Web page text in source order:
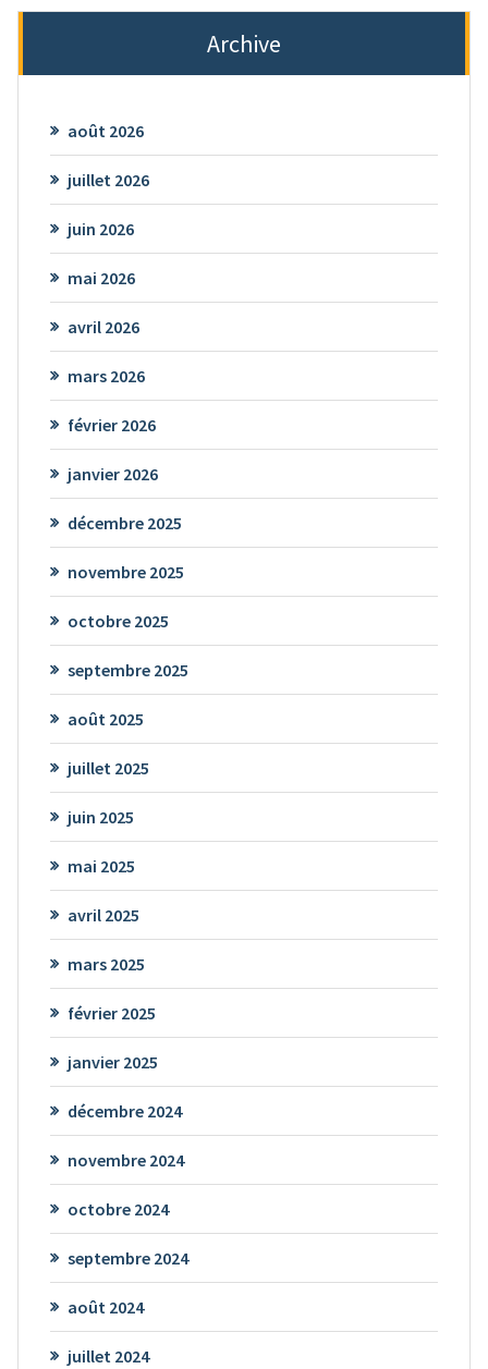
Archive
août 2026
juillet 2026
juin 2026
mai 2026
avril 2026
mars 2026
février 2026
janvier 2026
décembre 2025
novembre 2025
octobre 2025
septembre 2025
août 2025
juillet 2025
juin 2025
mai 2025
avril 2025
mars 2025
février 2025
janvier 2025
décembre 2024
novembre 2024
octobre 2024
septembre 2024
août 2024
juillet 2024